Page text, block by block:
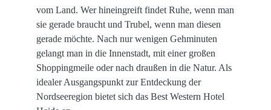
vom Land. Wer hineingreift findet Ruhe, wenn man
sie gerade braucht und Trubel, wenn man diesen
gerade möchte. Nach nur wenigen Gehminuten
gelangt man in die Innenstadt, mit einer großen
Shoppingmeile oder nach draußen in die Natur. Als
idealer Ausgangspunkt zur Entdeckung der
Nordseeregion bietet sich das Best Western Hotel